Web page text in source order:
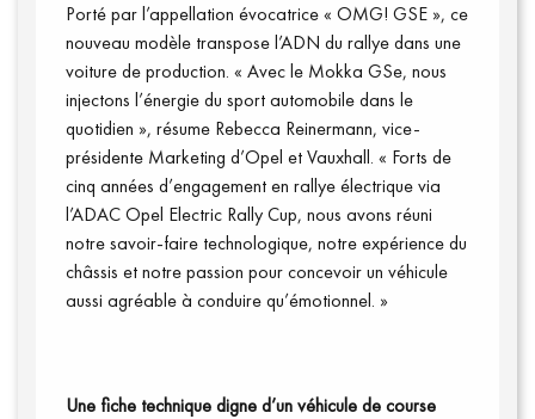
Porté par l’appellation évocatrice « OMG! GSE », ce
nouveau modèle transpose l’ADN du rallye dans une
voiture de production. « Avec le Mokka GSe, nous
injectons l’énergie du sport automobile dans le
quotidien », résume Rebecca Reinermann, vice-
présidente Marketing d’Opel et Vauxhall. « Forts de
cinq années d’engagement en rallye électrique via
l’ADAC Opel Electric Rally Cup, nous avons réuni
notre savoir-faire technologique, notre expérience du
châssis et notre passion pour concevoir un véhicule
aussi agréable à conduire qu’émotionnel. »
Une fiche technique digne d’un véhicule de course